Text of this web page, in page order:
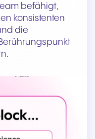
befähigt,
konsistenten
die